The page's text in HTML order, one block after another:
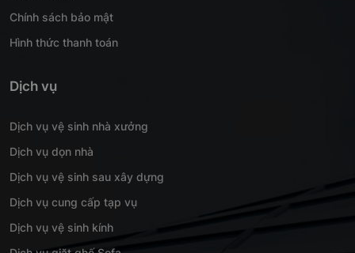
Chính sách bảo mật
Hình thức thanh toán
Dịch vụ
Dịch vụ vệ sinh nhà xưởng
Dịch vụ dọn nhà
Dịch vụ vệ sinh sau xây dựng
Dịch vụ cung cấp tạp vụ
Dịch vụ vệ sinh kính